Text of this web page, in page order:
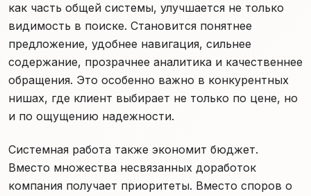
как часть общей системы, улучшается не только
видимость в поиске. Становится понятнее
предложение, удобнее навигация, сильнее
содержание, прозрачнее аналитика и качественнее
обращения. Это особенно важно в конкурентных
нишах, где клиент выбирает не только по цене, но
и по ощущению надежности.
Системная работа также экономит бюджет.
Вместо множества несвязанных доработок
компания получает приоритеты. Вместо споров о